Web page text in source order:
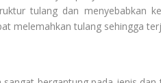
tulang dan menyebabkan
melemahkan tulang sehingga